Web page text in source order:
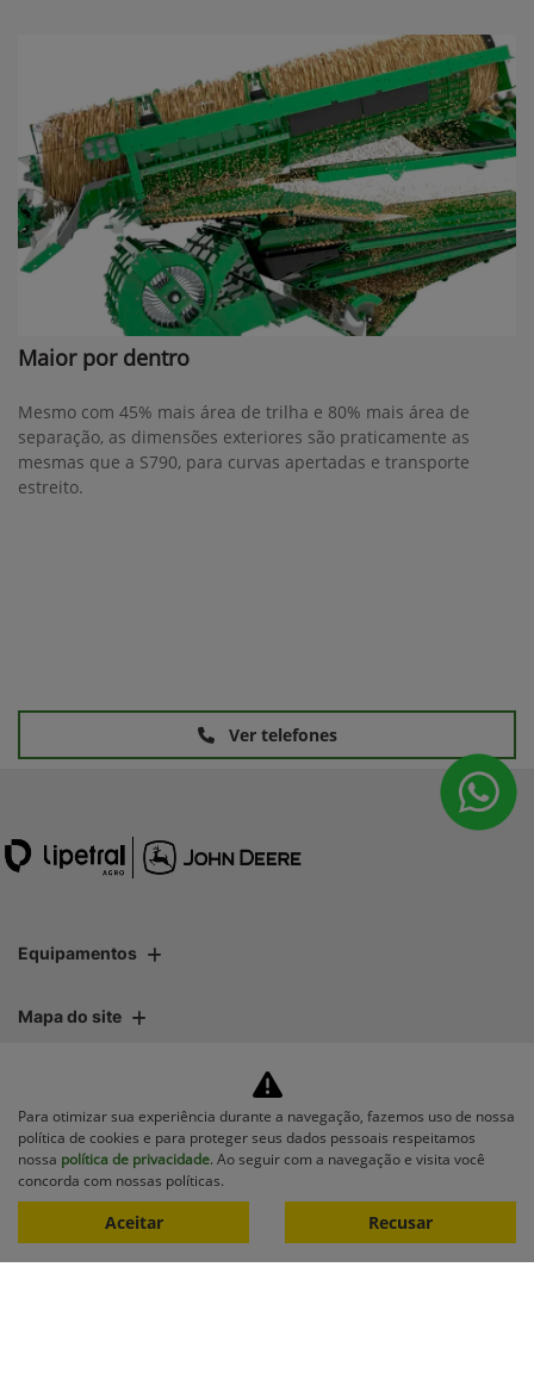
Maior por dentro
Mesmo com 45% mais área de trilha e 80% mais área de
separação, as dimensões exteriores são praticamente as
mesmas que a S790, para curvas apertadas e transporte
estreito.
Ver telefones
Equipamentos
Mapa do site
Lipetral Linhares Peças e Tratores Ltda
CNPJ: 27.733.195/0001-35
Para otimizar sua experiência durante a navegação, fazemos uso de nossa
política de cookies e para proteger seus dados pessoais respeitamos
nossa política de privacidade. Ao seguir com a navegação e visita você
concorda com nossas políticas.
Aceitar Recusar